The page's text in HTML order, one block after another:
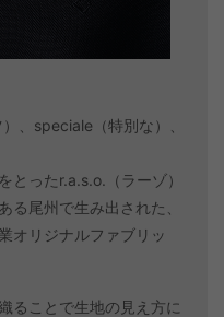
、speciale（特別な）、
とったr.a.s.o.（ラーゾ）
る尾州で生み出された、
オリジナルファブリッ
ることで生地の見え方に